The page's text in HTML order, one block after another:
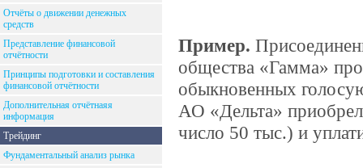
Отчёты о движении денежных
средств
Представление финансовой
отчётности
Принципы подготовки и составления
финансовой отчётности
Дополнительная отчётнаяя
информация
Трейдинг
Фундаментальный анализ рынка
Пример.
общества «Гамма»
обыкновенных
АО «Дельта»
число 50 тыс.) и